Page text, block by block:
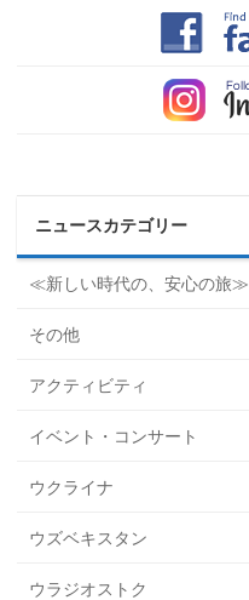
ニュースカテゴリー
≪新しい時代の、安心の旅≫
その他
アクティビティ
イベント・コンサート
ウクライナ
ウズベキスタン
ウラジオストク